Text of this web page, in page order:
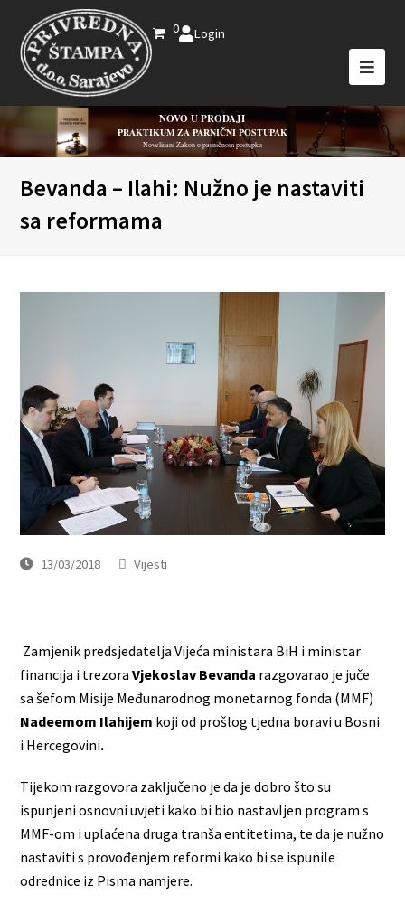
0 Login
NOVO U PRODAJI
PRAKTIKUM ZA PARNIČNI POSTUPAK
- Novelirani Zakon o parničnom postupku -
Bevanda – Ilahi: Nužno je nastaviti
sa reformama
13/03/2018 Vijesti
Zamjenik predsjedatelja Vijeća ministara BiH i ministar
financija i trezoraVjekoslav Bevanda razgovarao je juče
sa šefom Misije Međunarodnog monetarnog fonda (MMF)
Nadeemom Ilahijem koji od prošlog tjedna boravi u Bosni
i Hercegovini.
Tijekom razgovora zaključeno je da je dobro što su
ispunjeni osnovni uvjeti kako bi bio nastavljen program s
MMF-om i uplaćena druga tranša entitetima, te da je nužno
nastaviti s provođenjem reformi kako bi se ispunile
odrednice iz Pisma namjere.